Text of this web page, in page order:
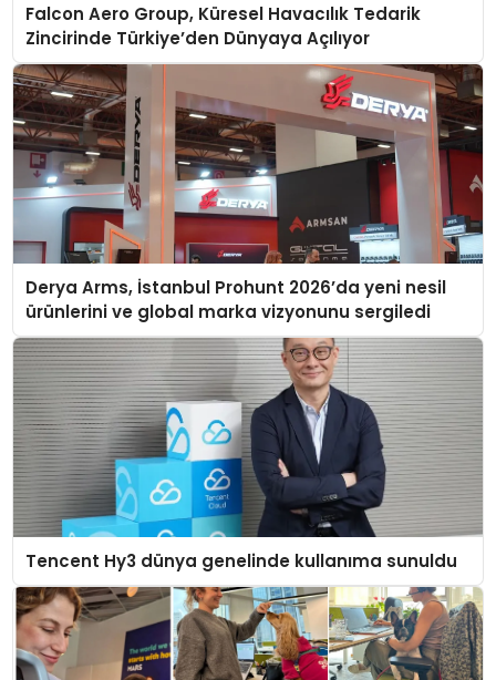
Falcon Aero Group, Küresel Havacılık Tedarik
Zincirinde Türkiye’den Dünyaya Açılıyor
Derya Arms, İstanbul Prohunt 2026’da yeni nesil
ürünlerini ve global marka vizyonunu sergiledi
Tencent Hy3 dünya genelinde kullanıma sunuldu